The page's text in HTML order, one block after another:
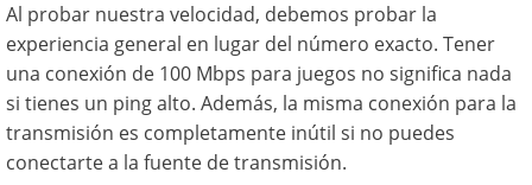
Al probar nuestra velocidad, debemos probar la
experiencia general en lugar del número exacto. Tener
una conexión de 100 Mbps para juegos no significa nada
si tienes un ping alto. Además, la misma conexión para la
transmisión es completamente inútil si no puedes
conectarte a la fuente de transmisión.